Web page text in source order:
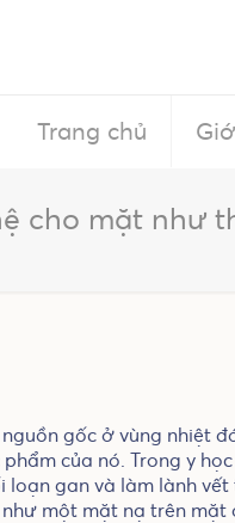
Trang chủ
cho mặt như
gốc ở vùng nhiệt
của nó. Trong y
loạn gan và làm lành
một mặt nạ trên mặt